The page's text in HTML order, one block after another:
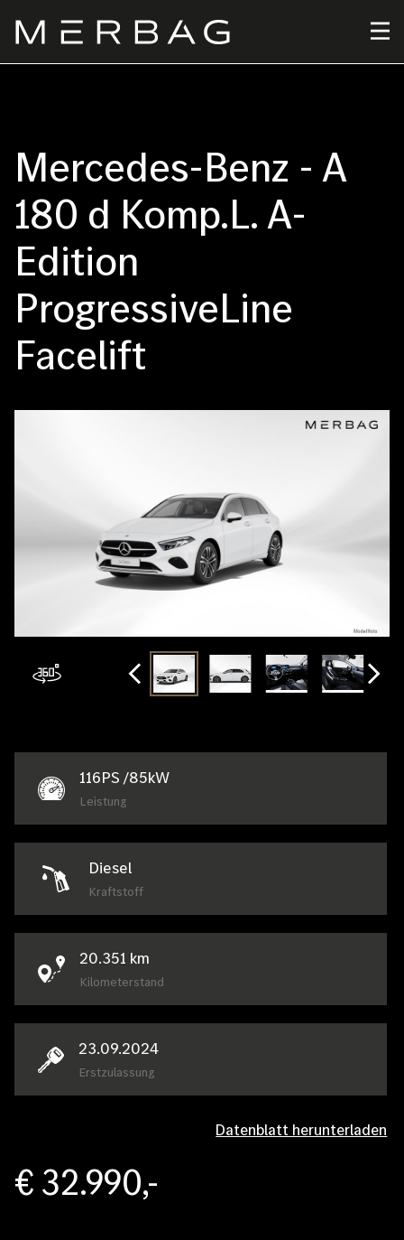
zum
Inhalt
Mercedes-Benz - A
180 d Komp.L. A-
Edition
ProgressiveLine
Facelift
116PS /85kW
Leistung
Diesel
Kraftstoff
20.351 km
Kilometerstand
23.09.2024
Erstzulassung
Datenblatt herunterladen
€ 32.990,-